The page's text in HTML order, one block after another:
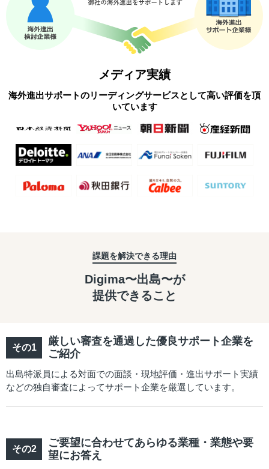
メディア実績
海外進出サポートのリーディングサービスとして高い評価を頂
いています
課題を解決できる理由
Digima〜出島〜が
提供できること
厳しい審査を通過した優良サポート企業を
ご紹介
出島特派員による対面での面談・現地評価・進出サポート実績
などの独自審査によってサポート企業を厳選しています。
ご要望に合わせてあらゆる業種・業態や要
望にお答え